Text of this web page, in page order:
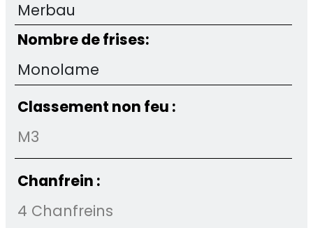
Merbau
Nombre de frises:
Monolame
Classement non feu :
M3
Chanfrein :
4 Chanfreins